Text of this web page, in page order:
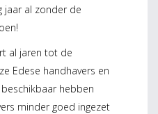
jaar al zonder de
al jaren tot de
Edese handhavers en
hebben
minder goed ingezet